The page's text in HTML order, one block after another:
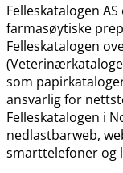
Felleskatalogen
farmasøytiske
Felleskatalogen
som
ansvarlig for
Felleskatalogen i
nedlastbarweb,
smarttelefoner og